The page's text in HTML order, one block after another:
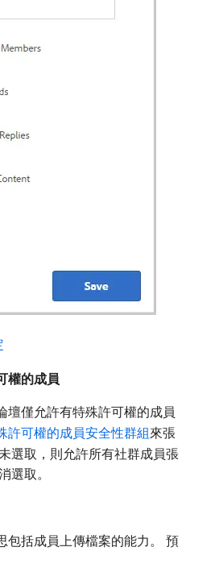
權的成員
壇僅允許有特殊許可權的成員
許可權的成員安全性群組來張
選取，則允許所有社群成員張
選取。
包括成員上傳檔案的能力。 預